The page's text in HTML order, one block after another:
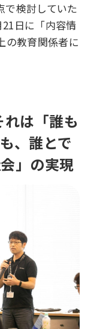
で検討していた
日に「内容情
の教育関係者に
は「誰も
、誰とで
」の実現